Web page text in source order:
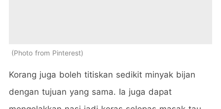
Photo from Pinterest
Korang juga boleh titiskan sedikit minyak bijan
dengan tujuan yang sama. Ia juga dapat